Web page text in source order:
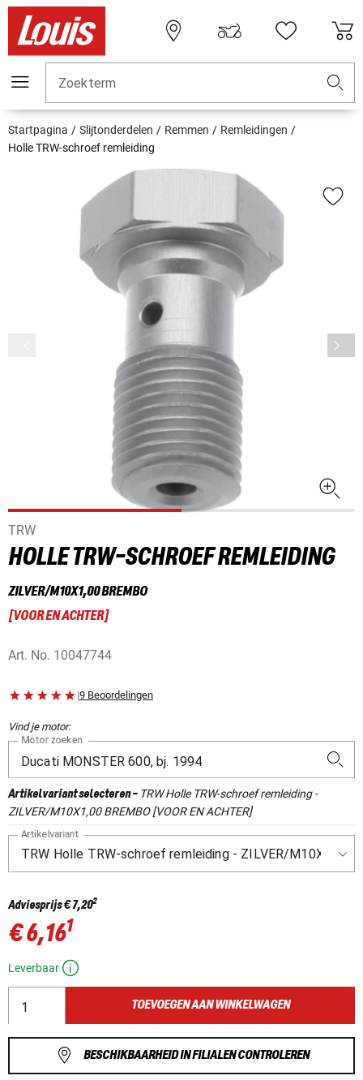
Zoekterm
Startpagina Slijtonderdelen Remmen
Remleidingen
Holle TRW-schroef remleiding
TRW
HOLLE TRW-SCHROEF REMLEIDING
ZILVER/M10X1,00 BREMBO
[VOOR EN ACHTER]
Art. No. 10047744
|9 Beoordelingen
Vind je motor:
Motor zoeken
Artikelvariant selecteren- TRW Holle TRW-schroef remleiding -
ZILVER/M10X1,00 BREMBO [VOOR EN ACHTER]
Artikelvariant
Adviesprijs€ 7,202
€ 6,161
Leverbaar
TOEVOEGEN AAN WINKELWAGEN
BESCHIKBAARHEID IN FILIALEN CONTROLEREN